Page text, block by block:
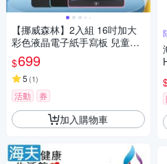
【挪威森林】2入組 16吋加大
彩色液晶電子紙手寫板 兒童繪
畫塗鴉板 留言板(無藍光輻射
防刪鎖 無紙繪圖)
$699
5 (1)
活動 券
加入購物車